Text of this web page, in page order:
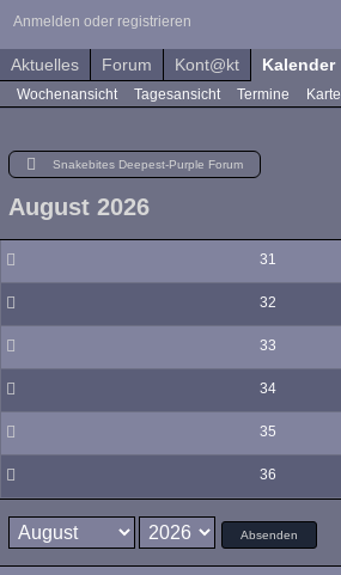
Anmelden oder registrieren
Aktuelles Forum Kont@kt Kalender
Wochenansicht Tagesansicht Termine Karte
Snakebites Deepest-Purple Forum
August 2026
31
32
33
34
35
36
Absenden